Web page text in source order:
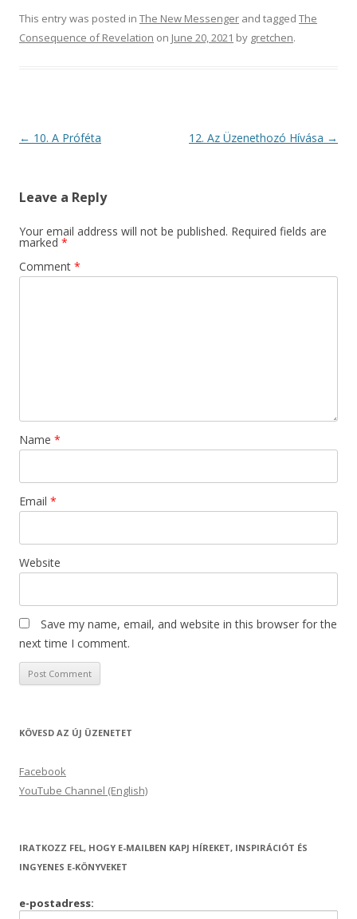
This entry was posted in The New Messenger and tagged The
Consequence of Revelation on June 20, 2021 by gretchen.
Post
← 10. A Próféta 12. Az Üzenethozó Hívása →
Leave a Reply
Your email address will not be published. Required fields are
marked *
Comment *
Name *
Email *
Website
Save my name, email, and website in this browser for the
next time I comment.
KÖVESD AZ ÚJ ÜZENETET
Facebook
YouTube Channel (English)
IRATKOZZ FEL, HOGY E-MAILBEN KAPJ HÍREKET, INSPIRÁCIÓT ÉS
INGYENES E-KÖNYVEKET
e-postadress: